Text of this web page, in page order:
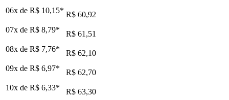
06x de R$ 10,15* R$ 60,92
07x de R$ 8,79*
R$ 61,51
08x de R$ 7,76*
R$ 62,10
09x de R$ 6,97*
R$ 62,70
10x de R$ 6,33*
R$ 63,30